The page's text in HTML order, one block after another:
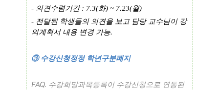
- 의견수렴기간 : 7.3(화) ~ 7.23(월)
- 전달된 학생들의 의견을 보고 담당 교수님이 강
의계획서 내용 변경 가능.
③ 수강신청정정 학년구분폐지
FAQ. 수강희망과목등록이 수강신청으로 연동된